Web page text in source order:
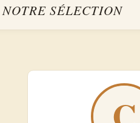
NOTRE SÉLECTION